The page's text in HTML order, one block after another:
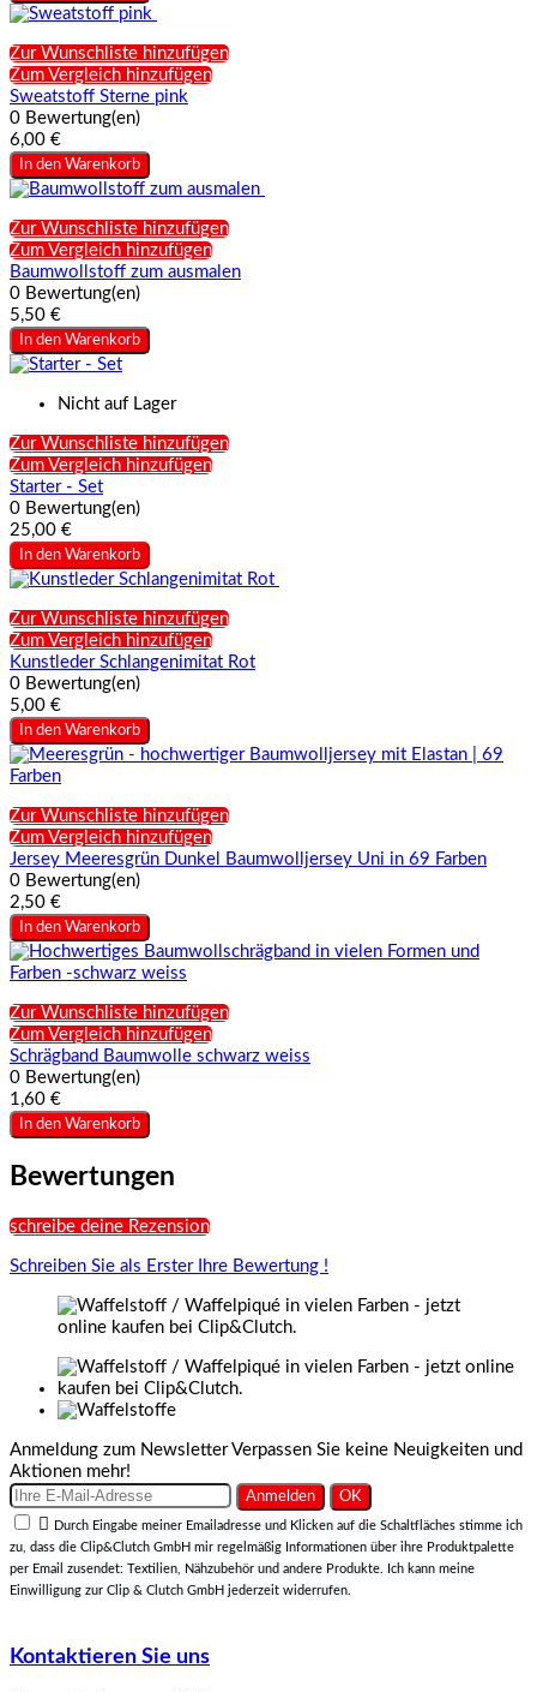
Zur Wunschliste hinzufügen
Zum Vergleich hinzufügen
Sweatstoff Sterne pink
0 Bewertung(en)
6,00 €
In den Warenkorb
Zur Wunschliste hinzufügen
Zum Vergleich hinzufügen
Baumwollstoff zum ausmalen
0 Bewertung(en)
5,50 €
In den Warenkorb
Nicht auf Lager
Zur Wunschliste hinzufügen
Zum Vergleich hinzufügen
Starter - Set
0 Bewertung(en)
25,00 €
In den Warenkorb
Zur Wunschliste hinzufügen
Zum Vergleich hinzufügen
Kunstleder Schlangenimitat Rot
0 Bewertung(en)
5,00 €
In den Warenkorb
Zur Wunschliste hinzufügen
Zum Vergleich hinzufügen
Jersey Meeresgrün Dunkel Baumwolljersey Uni in 69 Farben
0 Bewertung(en)
2,50 €
In den Warenkorb
Zur Wunschliste hinzufügen
Zum Vergleich hinzufügen
Schrägband Baumwolle schwarz weiss
0 Bewertung(en)
1,60 €
In den Warenkorb
Bewertungen
schreibe deine Rezension
Schreiben Sie als Erster Ihre Bewertung !
Anmeldung zum Newsletter Verpassen Sie keine Neuigkeiten und
Aktionen mehr!
Durch Eingabe meiner Emailadresse und Klicken auf die Schaltfläches stimme ich
zu, dass die Clip&Clutch GmbH mir regelmäßig Informationen über ihre Produktpalette
per Email zusendet: Textilien, Nähzubehör und andere Produkte. Ich kann meine
Einwilligung zur Clip & Clutch GmbH jederzeit widerrufen.
Kontaktieren Sie uns